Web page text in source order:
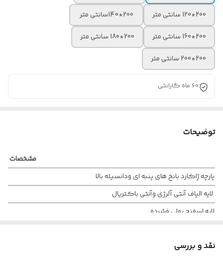
200*120 سانتی متر
200*140سانتی متر
200*160 سانتی متر
200*180 سانتی متر
200*200 سانتی متر
60 ماه گارانتی
توضیحات
مشخصات
پارچه ژاکارد بانخ های پنبه ای ودانسیته بالا
لایه الیاف آنتی آلرژی وآنتی باکتریال
لایه اسفنج رولی فشرده
لایه فوم پلی یورتان مخصوص
نقد و بررسی